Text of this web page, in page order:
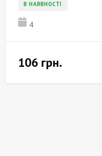
В НАЯВНОСТІ
4
106 грн.